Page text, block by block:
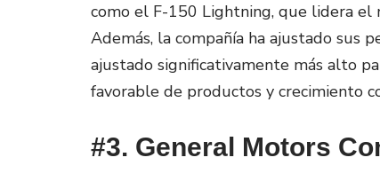
como el F-150 Lightning, que lidera el
Además, la compañía ha ajustado sus
ajustado significativamente más alto
favorable de productos y crecimiento
#3. General Motors